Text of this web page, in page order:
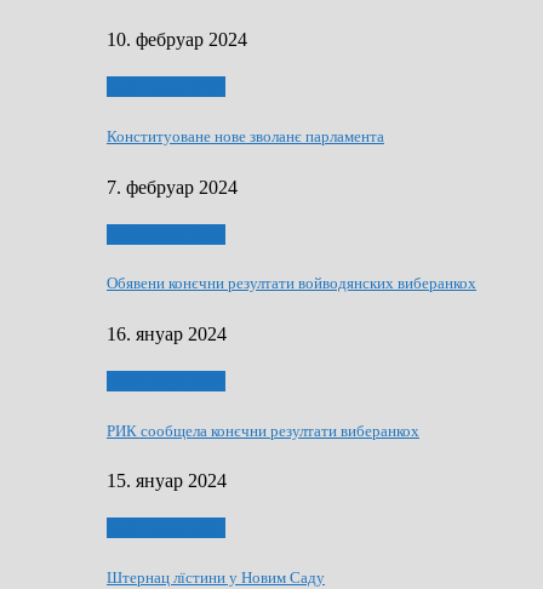
10. фебруар 2024
Конституоване нове зволанє парламентa
7. фебруар 2024
Обявени конєчни резултати войводянских виберанкох
16. януар 2024
РИК сообщела конєчни резултати виберанкох
15. януар 2024
Штернац лїстини у Новим Саду